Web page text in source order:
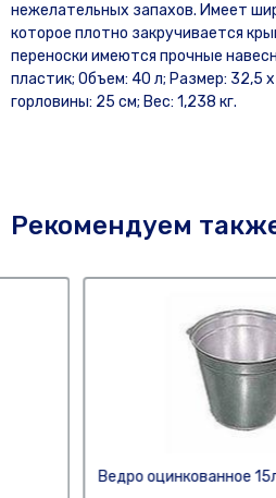
нежелательных запахов. Имеет
которое плотно закручивается
переноски имеются прочные
пластик; Объем: 40 л; Размер: 32,5
горловины: 25 см; Вес: 1,238 кг.
Рекомендуем
Ведро оцинкованное